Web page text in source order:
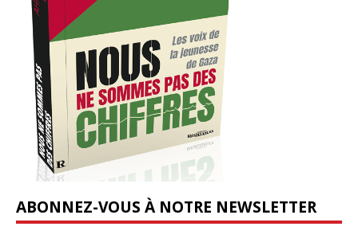
ABONNEZ-VOUS À NOTRE NEWSLETTER